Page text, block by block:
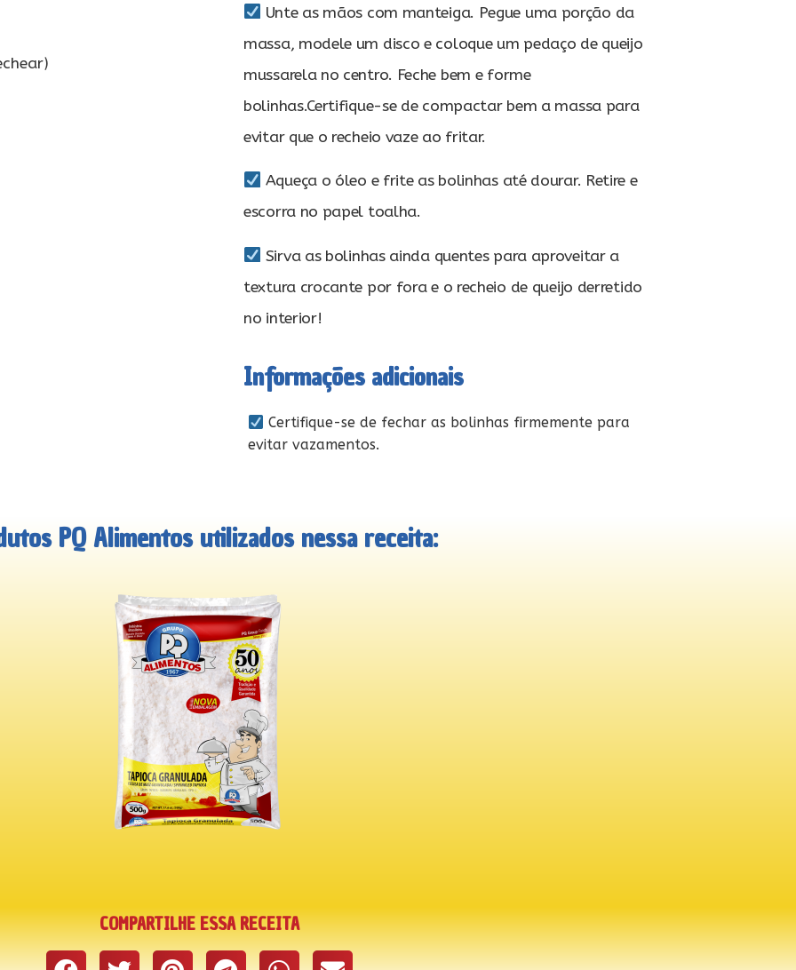
Unte as mãos com manteiga. Pegue uma porção da
massa, modele um disco e coloque um pedaço de queijo
mussarela no centro. Feche bem e forme
bolinhas.Certifique-se de compactar bem a massa para
evitar que o recheio vaze ao fritar.
Aqueça o óleo e frite as bolinhas até dourar. Retire e
escorra no papel toalha.
Sirva as bolinhas ainda quentes para aproveitar a
textura crocante por fora e o recheio de queijo derretido
no interior!
Informações adicionais
Certifique-se de fechar as bolinhas firmemente para
evitar vazamentos.
PQ Alimentos utilizados nessa receita:
COMPARTILHE ESSA RECEITA